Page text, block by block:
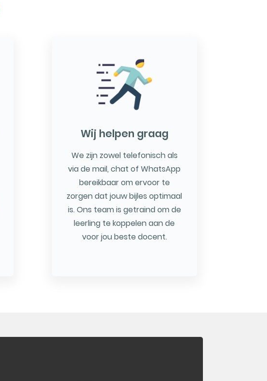
Wij helpen graag
We zijn zowel telefonisch als
via de mail, chat of WhatsApp
bereikbaar om ervoor te
zorgen dat jouw bijles optimaal
is. Ons team is getraind om de
leerling te koppelen aan de
voor jou beste docent.